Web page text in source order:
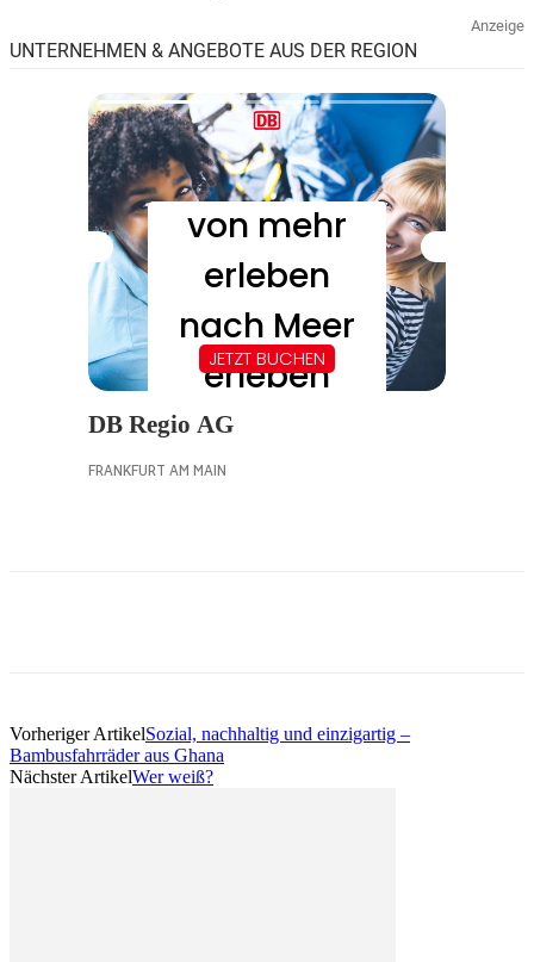
Vorheriger ArtikelSozial, nachhaltig und einzigartig –
Bambusfahrräder aus Ghana
Nächster ArtikelWer weiß?